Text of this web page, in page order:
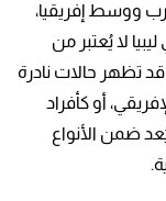
ووسط إفريقيا،
لا يُعتبر من
قد تظهر حالات نادرة
أو كأفراد
ضمن الأنواع